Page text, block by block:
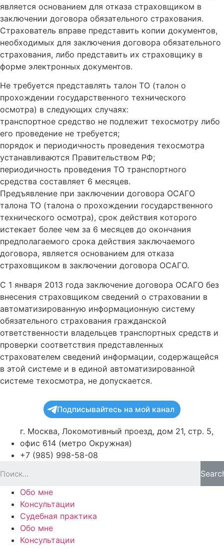
является основанием для отказа страховщиком в
заключении договора обязательного страхования.
Страхователь вправе представить копии документов,
необходимых для заключения договора обязательного
страхования, либо представить их страховщику в
форме электронных документов.
Не требуется представлять талон ТО (талон о
прохождении государственного технического
осмотра) в следующих случаях:
транспортное средство не подлежит техосмотру либо
его проведение не требуется;
порядок и периодичность проведения техосмотра
устанавливаются Правительством РФ;
периодичность проведения ТО транспортного
средства составляет 6 месяцев.
Предъявление при заключении договора ОСАГО
талона ТО (талона о прохождении государственного
технического осмотра), срок действия которого
истекает более чем за 6 месяцев до окончания
предполагаемого срока действия заключаемого
договора, является основанием для отказа
страховщиком в заключении договора ОСАГО.
С 1 января 2013 года заключение договора ОСАГО без
внесения страховщиком сведений о страховании в
автоматизированную информационную систему
обязательного страхования гражданской
ответственности владельцев транспортных средств и
проверки соответствия представленных
страхователем сведений информации, содержащейся
в этой системе и в единой автоматизированной
системе техосмотра, не допускается.
Подписывайтесь на мой канал
г. Москва, Локомотивный проезд, дом 21, стр. 5,
офис 614 (метро Окружная)
+7 (985) 998-58-08
Обо мне
Консультации
Судебная практика
Обо мне
Консультации